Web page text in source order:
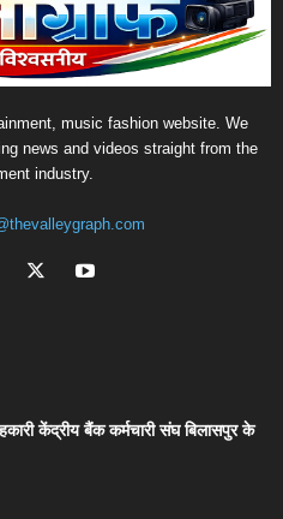
music fashion website. We
news and videos straight from the
industry.
केंद्रीय बैंक कर्मचारी संघ बिलासपुर के